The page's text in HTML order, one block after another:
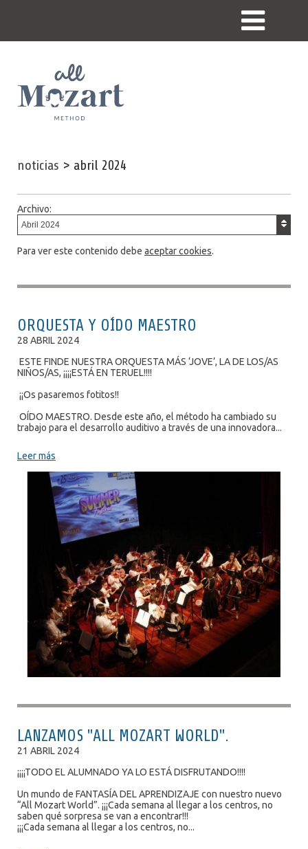
noticias > abril 2024
Archivo:
Para ver este contenido debe aceptar cookies.
ORQUESTA Y OÍDO MAESTRO
28 ABRIL 2024
ESTE FINDE NUESTRA ORQUESTA MÁS ‘JOVE’, LA DE LOS/AS
NIÑOS/AS, ¡¡¡¡ESTÁ EN TERUEL!!!!
¡¡Os pasaremos fotitos!!
OÍDO MAESTRO. Desde este año, el método ha cambiado su
trabajo para el desarrollo auditivo a través de una innovadora...
Leer más
LANZAMOS "ALL MOZART WORLD".
21 ABRIL 2024
¡¡¡¡TODO EL ALUMNADO YA LO ESTÁ DISFRUTANDO!!!!
Un mundo de FANTASÍA DEL APRENDIZAJE con nuestro nuevo
“All Mozart World”. ¡¡¡Cada semana al llegar a los centros, no
saben qué sorpresa se van a encontrar!!!
¡¡¡Cada semana al llegar a los centros, no...